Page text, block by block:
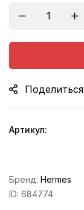
Поделиться
Артикул:
Бренд: Hermes
ID: 684774